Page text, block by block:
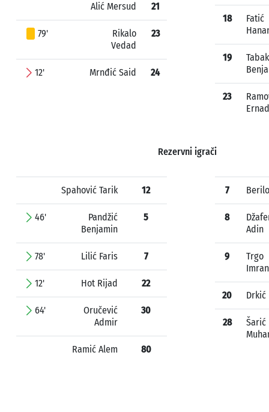
Alić Mersud 21
79'
Rikalo
Vedad
23
12' Mrnđić Said 24
18
Fatić
19
Tabak
23
Ernad
Rezervni igrači
Spahović Tarik 12
46'
Pandžić
Benjamin
5
78' Lilić Faris 7
12' Hot Rijad 22
64'
Oručević
Admir
30
Ramić Alem 80
7
8
Adin
9
Trgo
Imran
20 Drkić
28
Šarić